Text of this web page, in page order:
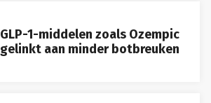
GLP-1-middelen zoals Ozempic
gelinkt aan minder botbreuken